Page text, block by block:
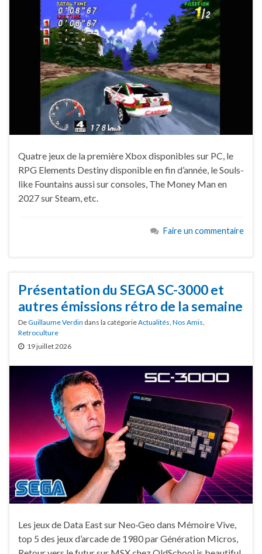
Quatre jeux de la première Xbox disponibles sur PC, le
RPG Elements Destiny disponible en fin d’année, le Souls-
like Fountains aussi sur consoles, The Money Man en
2027 sur Steam, etc.
Faire un commentaire
Présentation du SEGA SC-3000 et
autres émissions rétro de la semaine
DeGuillaume Verdin dans la catégorieActualités, Nos Amis,
Retroculture
19 juillet 2026
Les jeux de Data East sur Neo·Geo dans Mémoire Vive,
top 5 des jeux d’arcade de 1980 par Génération Micros,